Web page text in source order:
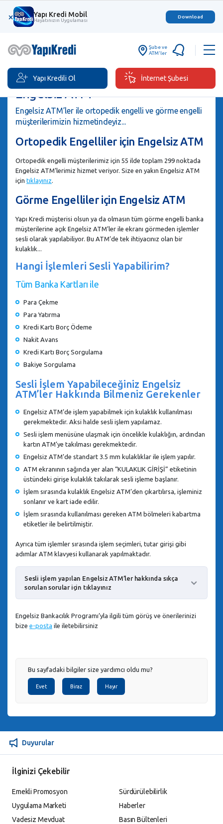
× Yapı Kredi Mobil
Hayatınızın Uygulaması
Download
Şube ve
ATM'ler
Yapı Kredili Ol İnternet Şubesi
Engelsiz ATM
Engelsiz ATM’ler ile ortopedik engelli ve görme engelli
müşterilerimizin hizmetindeyiz...
Ortopedik Engelliler için Engelsiz ATM
Ortopedik engelli müşterilerimiz için 55 ilde toplam 299 noktada
Engelsiz ATM’lerimiz hizmet veriyor. Size en yakın Engelsiz ATM
için tıklayınız.
Görme Engelliler için Engelsiz ATM
Yapı Kredi müşterisi olsun ya da olmasın tüm görme engelli banka
müşterilerine açık Engelsiz ATM’ler ile ekranı görmeden işlemler
sesli olarak yapılabiliyor. Bu ATM’de tek ihtiyacınız olan bir
kulaklık...
Hangi İşlemleri Sesli Yapabilirim?
Tüm Banka Kartları ile
Para Çekme
Para Yatırma
Kredi Kartı Borç Ödeme
Nakit Avans
Kredi Kartı Borç Sorgulama
Bakiye Sorgulama
Sesli İşlem Yapabileceğiniz Engelsiz
ATM’ler Hakkında Bilmeniz Gerekenler
Engelsiz ATM’de işlem yapabilmek için kulaklık kullanılması
gerekmektedir. Aksi halde sesli işlem yapılamaz.
Sesli işlem menüsüne ulaşmak için öncelikle kulaklığın, ardından
kartın ATM’ye takılması gerekmektedir.
Engelsiz ATM’de standart 3.5 mm kulaklıklar ile işlem yapılır.
ATM ekranının sağında yer alan “KULAKLIK GİRİŞİ” etiketinin
üstündeki girişe kulaklık takılarak sesli işleme başlanır.
İşlem sırasında kulaklık Engelsiz ATM’den çıkartılırsa, işleminiz
sonlanır ve kart iade edilir.
İşlem sırasında kullanılması gereken ATM bölmeleri kabartma
etiketler ile belirtilmiştir.
Ayrıca tüm işlemler sırasında işlem seçimleri, tutar girişi gibi
adımlar ATM klavyesi kullanarak yapılmaktadır.
Sesli işlem yapılan Engelsiz ATM’ler hakkında sıkça
sorulan sorular için tıklayınız
Engelsiz Bankacılık Programı’yla ilgili tüm görüş ve önerilerinizi
bize e-posta ile iletebilirsiniz
Bu sayfadaki bilgiler size yardımcı oldu mu?
Evet Biraz Hayır
Duyurular
İlginizi Çekebilir
Emekli Promosyon
Uygulama Marketi
Vadesiz Mevduat
Sürdürülebilirlik
Haberler
Basın Bültenleri